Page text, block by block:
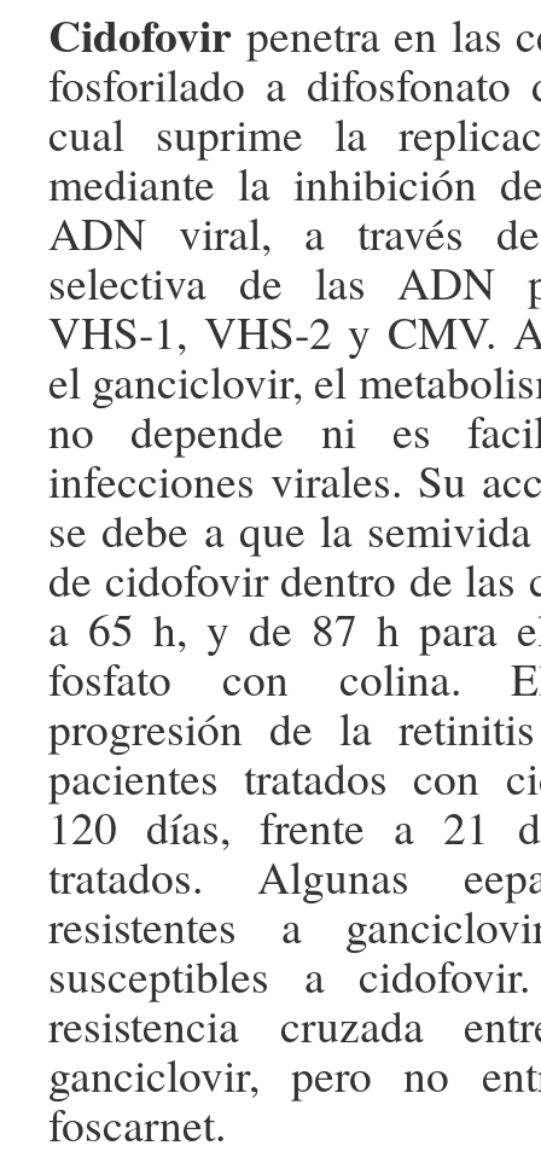
Cidofovir penetra en las
fosforilado a difosfonato
cual suprime la
mediante la inhibición
ADN viral, a través
selectiva de las ADN
VHS-1, VHS-2 y CMV.
el ganciclovir, el
no depende ni es
infecciones virales. Su
se debe a que la
de cidofovir dentro de las
a 65 h, y de 87 h para
fosfato con colina.
progresión de la
pacientes tratados con
120 días, frente a 21
tratados. Algunas
resistentes a
susceptibles a
resistencia cruzada
ganciclovir, pero no
foscarnet.